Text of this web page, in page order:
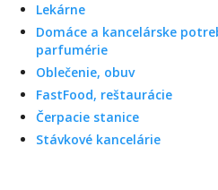
Lekárne
Domáce a kancelárske
parfumérie
Oblečenie, obuv
FastFood, reštaurácie
Čerpacie stanice
Stávkové kancelárie